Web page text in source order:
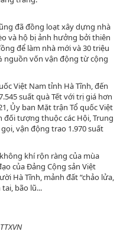
đã đồng loạt xây dựng nhà
và hộ bị ảnh hưởng bởi thiên
để làm nhà mới và 30 triệu
nguồn vốn vận động từ cộng
Việt Nam tỉnh Hà Tĩnh, đến
suất quà Tết với trị giá hơn
Ủy ban Mặt trận Tổ quốc Việt
tượng thuộc các Hội, Trung
vận động trao 1.970 suất
khí rộn ràng của mùa
của Đảng Cộng sản Việt
Hà Tĩnh, mảnh đất “chảo lửa,
bão lũ...